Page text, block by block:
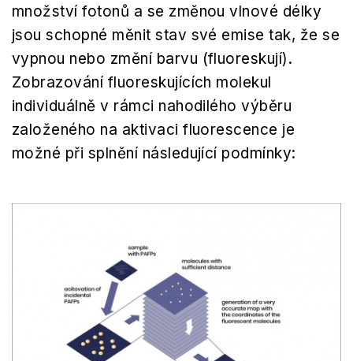
množství fotonů a se změnou vlnové délky
jsou schopné měnit stav své emise tak, že se
vypnou nebo změní barvu (fluoreskují).
Zobrazování fluoreskujících molekul
individuálně v rámci nahodilého výběru
založeného na aktivaci fluorescence je
možné při splnění následující podmínky: